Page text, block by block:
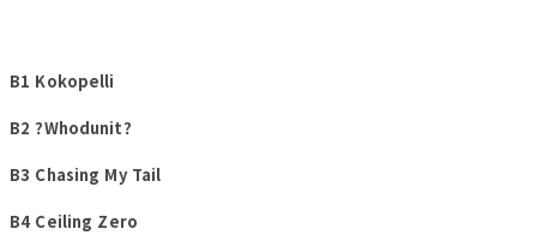
B1 Kokopelli
B2 ?Whodunit?
B3 Chasing My Tail
B4 Ceiling Zero